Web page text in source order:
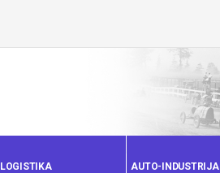
LOGISTIKA AUTO-INDUSTRIJA